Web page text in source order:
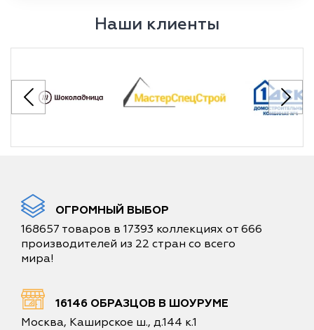
Наши клиенты
ОГРОМНЫЙ ВЫБОР
168657 товаров в 17393 коллекциях от 666
производителей из 22 стран со всего
мира!
16146 ОБРАЗЦОВ В ШОУРУМЕ
Москва, Каширское ш., д.144 к.1